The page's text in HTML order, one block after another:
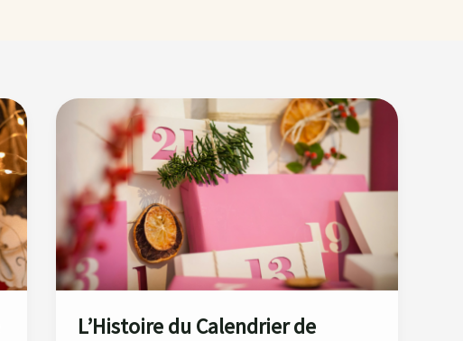
L’Histoire du Calendrier de
L’Histoire
du
Calendrier
de
l’Avent